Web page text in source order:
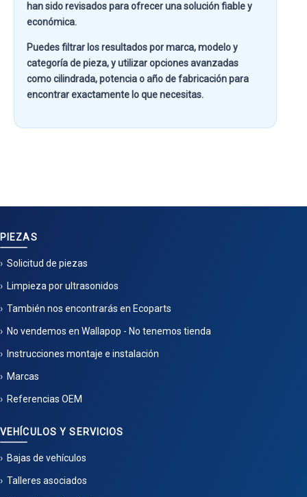
han sido revisados para ofrecer una solución fiable y
económica.
Puedes filtrar los resultados pormarca, modelo y
categoría de pieza, y utilizar opciones avanzadas
comocilindrada, potencia o año de fabricaciónpara
encontrar exactamente lo que necesitas.
PIEZAS
Solicitud de piezas
Limpieza por ultrasonidos
También nos encontrarás en Ecoparts
No vendemos en Wallapop - No tenemos tienda
Instrucciones montaje e instalación
Marcas
Referencias OEM
VEHÍCULOS Y SERVICIOS
Bajas de vehículos
Talleres asociados